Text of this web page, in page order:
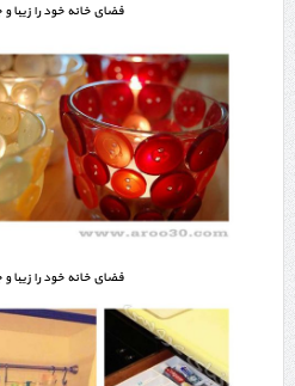
فضای خانه خود را زیبا
فضای خانه خود را زیبا